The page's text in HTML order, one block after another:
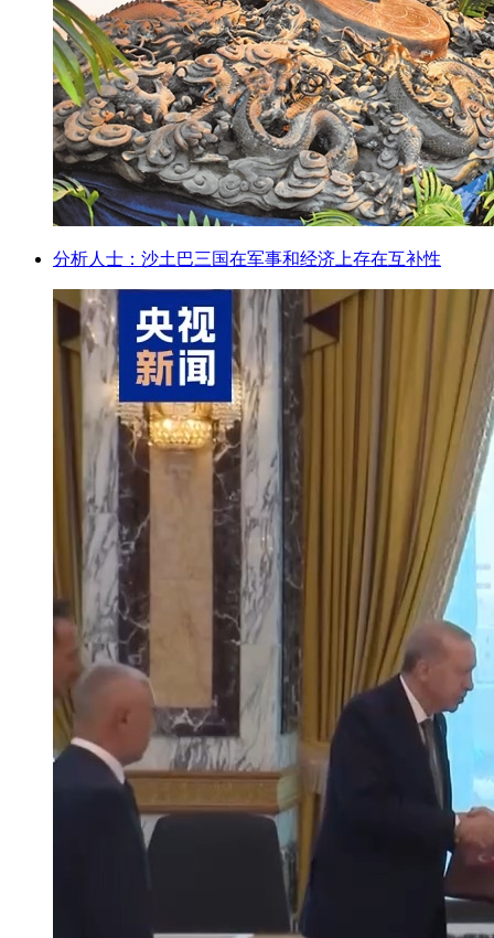
分析人士：沙土巴三国在军事和经济上存在互补性